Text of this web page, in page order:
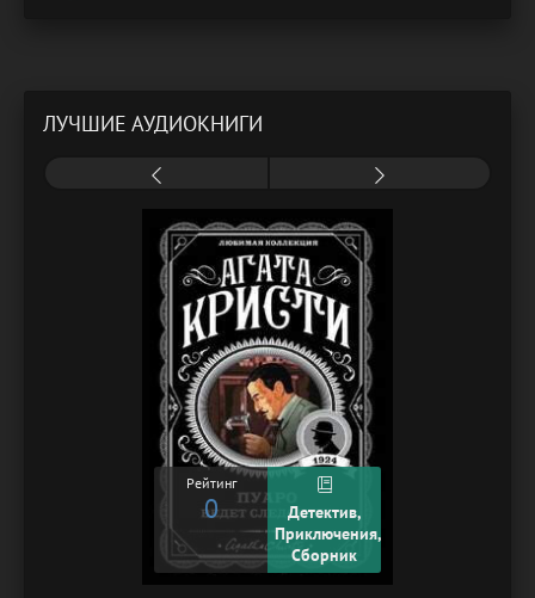
ЛУЧШИЕ АУДИОКНИГИ
Рейтинг
0
Детектив,
Приключения,
Сборник